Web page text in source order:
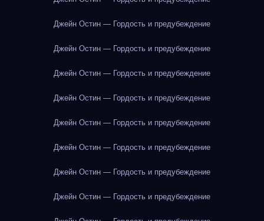
Джейн Остин — Гордость и предубеждение
Джейн Остин — Гордость и предубеждение
Джейн Остин — Гордость и предубеждение
Джейн Остин — Гордость и предубеждение
Джейн Остин — Гордость и предубеждение
Джейн Остин — Гордость и предубеждение
Джейн Остин — Гордость и предубеждение
Джейн Остин — Гордость и предубеждение